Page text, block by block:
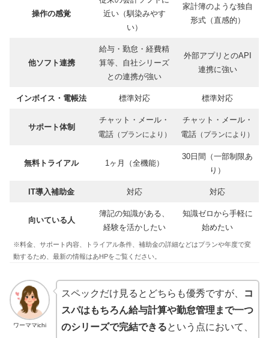
操作の感覚
近い（馴染みやす
い）
家計簿のような独自
形式（直感的）
他ソフト連携
給与・勤怠・経費精
算等、自社シリーズ
との連携が強い
外部アプリとのAPI
連携に強い
インボイス・電帳法 標準対応 標準対応
サポート体制
チャット・メール・
電話（プランにより）
チャット・メール・
電話 （プランにより）
無料トライアル 1ヶ月（全機能）
30日間（一部制限あ
り）
IT導入補助金 対応 対応
向いている人
簿記の知識がある、
経験を活かしたい
知識ゼロから手軽に
始めたい
※料金、サポート内容、トライアル条件、補助金の詳細などはプランや年度で変
動するため、最新の情報はあHPをご覧ください。
ワーママichi
スペックだけ見るとどちらも優秀ですが、
コ
スパはもちろん給与計算や勤怠管理まで一つ
のシリーズで完結できるという点において、